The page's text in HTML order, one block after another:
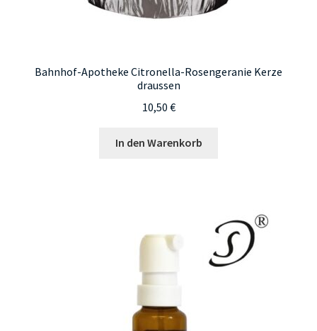
Bahnhof-Apotheke Citronella-Rosengeranie Kerze
draussen
10,50 €
In den Warenkorb